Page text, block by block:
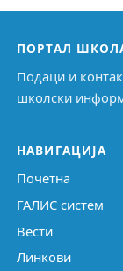
ПОРТАЛ
Подаци и
школски
НАВИГАЦИЈА
Почетна
ГАЛИС систем
Вести
Линкови